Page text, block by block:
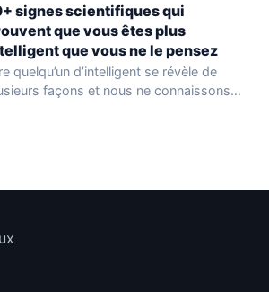
signes scientifiques qui
que vous êtes plus
que vous ne le pensez
quelqu’un d’intelligent se révèle de
façons et nous ne connaissons